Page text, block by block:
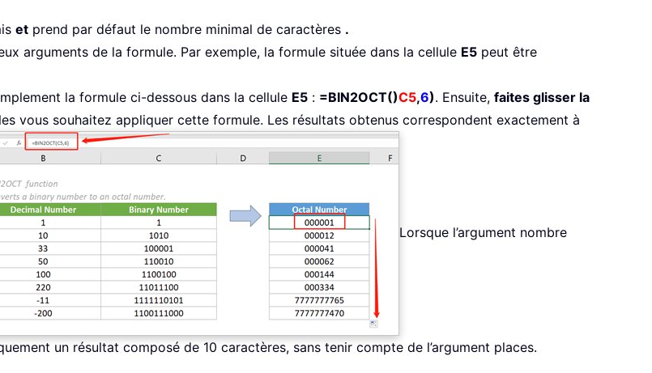
et prend par défaut le nombre minimal de caractères .
arguments de la formule. Par exemple, la formule située dans la cellule E5 peut être
la formule ci-dessous dans la cellule E5 : =BIN2OCT()C5,6). Ensuite, faites glisser la
vous souhaitez appliquer cette formule. Les résultats obtenus correspondent exactement à
Lorsque l’argument nombre
un résultat composé de 10 caractères, sans tenir compte de l’argument places.